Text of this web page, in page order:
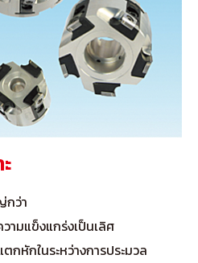
กว่า
ามแข็งแกร่งเป็นเลิศ
หักในระหว่างการประมวล